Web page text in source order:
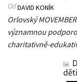
OdDAVID KONÍK
Orlovský
významnou
charitativně-